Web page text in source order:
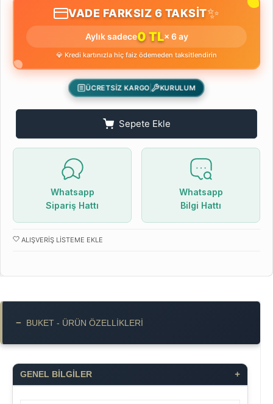
VADE FARKSIZ 6 TAKSİT✨
Aylık sadece0 TL× 6 ay
💎 Kredi kartınızla hiç faiz ödemeden taksitlendirin
ÜCRETSİZ KARGO KURULUM
Sepete Ekle
Whatsapp
Sipariş Hattı
Whatsapp
Bilgi Hattı
ALIŞVERIŞ LISTEME EKLE
− BUKET - ÜRÜN ÖZELLIKLERI
GENEL BİLGİLER +